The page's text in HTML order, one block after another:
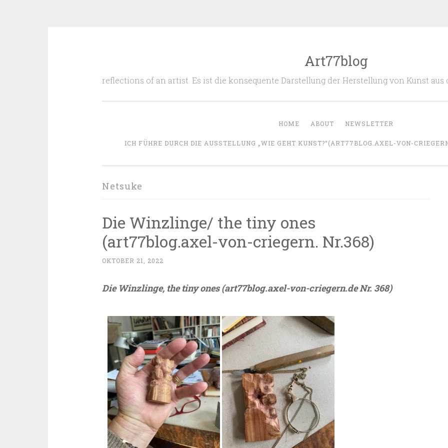
Art77blog
reflections of an artist. Es ist die konsequente Darstellung der Herstellung von Kunst aus
HOME ABOUT NEWSLETTER
ICH FÜHRE DURCH DIE AUSSTELLUNG „WIE GEHT KUNST?“(ART77BLOG.AXEL-VON-
Netsuke
Die Winzlinge/ the tiny ones
(art77blog.axel-von-criegern. Nr.368)
OKTOBER 21, 2022
Die Winzlinge, the tiny ones (art77blog.axel-von-criegern.de Nr. 368)